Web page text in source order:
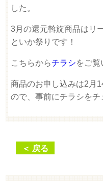
した。
3月の還元斡旋商品はリ
といか祭りです！
こちらからチラシをご覧
商品のお申し込みは2月
ので、事前にチラシをチ
＜ 戻る